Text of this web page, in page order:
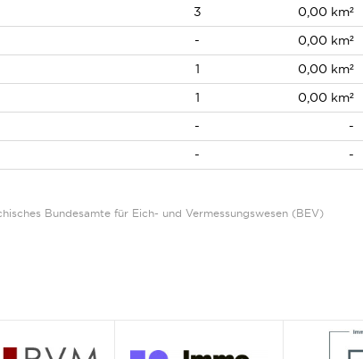
3 0,00 km²
- 0,00 km²
1 0,00 km²
1 0,00 km²
- -
- -
Bundesamte für Eich- und Vermessungswesen (BEV)